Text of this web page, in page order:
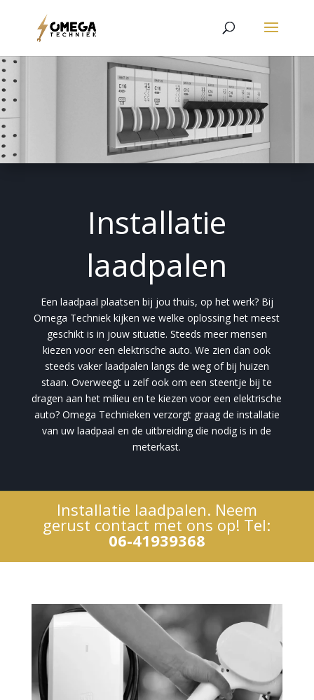
Installatie
laadpalen
Een laadpaal plaatsen bij jou thuis, op het werk? Bij
Omega Techniek kijken we welke oplossing het meest
geschikt is in jouw situatie. Steeds meer mensen
kiezen voor een elektrische auto. We zien dan ook
steeds vaker laadpalen langs de weg of bij huizen
staan. Overweegt u zelf ook om een steentje bij te
dragen aan het milieu en te kiezen voor een elektrische
auto? Omega Technieken verzorgt graag de installatie
van uw laadpaal en de uitbreiding die nodig is in de
meterkast.
Installatie laadpalen. Neem
gerust contact met ons op! Tel:
06-41939368